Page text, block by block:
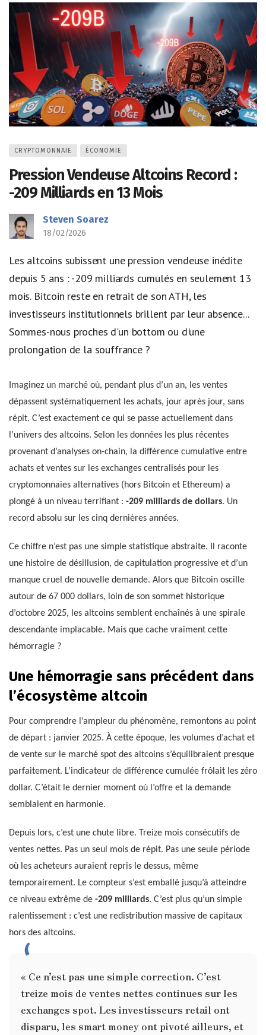
CRYPTOMONNAIE ÉCONOMIE
Pression Vendeuse Altcoins Record :
-209 Milliards en 13 Mois
Steven Soarez
18/02/2026
Les altcoins subissent une pression vendeuse inédite
depuis 5 ans : -209 milliards cumulés en seulement 13
mois. Bitcoin reste en retrait de son ATH, les
investisseurs institutionnels brillent par leur absence...
Sommes-nous proches d'un bottom ou d'une
prolongation de la souffrance ?
Imaginez un marché où, pendant plus d’un an, les ventes
dépassent systématiquement les achats, jour après jour, sans
répit. C’est exactement ce qui se passe actuellement dans
l’univers des altcoins. Selon les données les plus récentes
provenant d’analyses on-chain, la différence cumulative entre
achats et ventes sur les exchanges centralisés pour les
cryptomonnaies alternatives (hors Bitcoin et Ethereum) a
plongé à un niveau terrifiant : -209 milliards de dollars. Un
record absolu sur les cinq dernières années.
Ce chiffre n’est pas une simple statistique abstraite. Il raconte
une histoire de désillusion, de capitulation progressive et d’un
manque cruel de nouvelle demande. Alors que Bitcoin oscille
autour de 67 000 dollars, loin de son sommet historique
d’octobre 2025, les altcoins semblent enchaînés à une spirale
descendante implacable. Mais que cache vraiment cette
hémorragie ?
Une hémorragie sans précédent dans
l’écosystème altcoin
Pour comprendre l’ampleur du phénomène, remontons au point
de départ : janvier 2025. À cette époque, les volumes d’achat et
de vente sur le marché spot des altcoins s’équilibraient presque
parfaitement. L’indicateur de différence cumulée frôlait les zéro
dollar. C’était le dernier moment où l’offre et la demande
semblaient en harmonie.
Depuis lors, c’est une chute libre. Treize mois consécutifs de
ventes nettes. Pas un seul mois de répit. Pas une seule période
où les acheteurs auraient repris le dessus, même
temporairement. Le compteur s’est emballé jusqu’à atteindre
ce niveau extrême de -209 milliards. C’est plus qu’un simple
ralentissement : c’est une redistribution massive de capitaux
hors des altcoins.
« Ce n’est pas une simple correction. C’est
treize mois de ventes nettes continues sur les
exchanges spot. Les investisseurs retail ont
disparu, les smart money ont pivoté ailleurs, et